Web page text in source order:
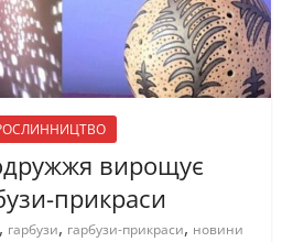
вирощує
прикраси
, гарбузи, гарбузи-прикраси, новини